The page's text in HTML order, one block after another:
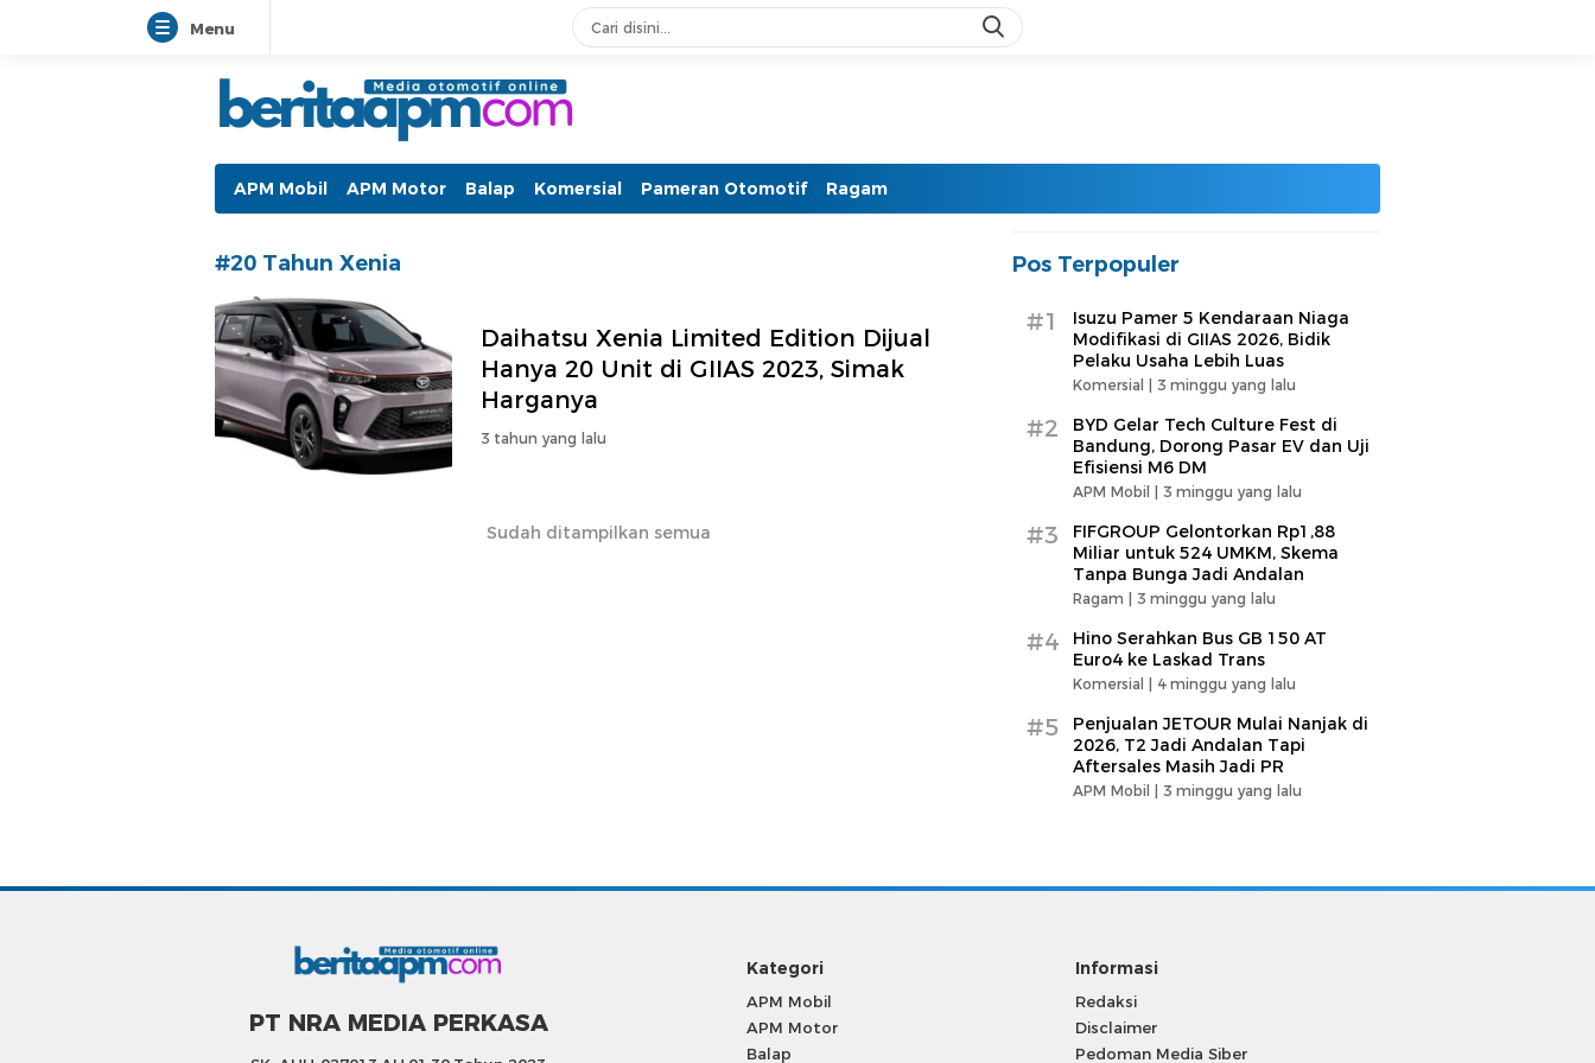
Menu
beritaapm.com
Berita Otomotif dan Informasi APM Otomotif Terkini
APM Mobil APM Motor Balap Komersial Pameran Otomotif Ragam
#20 Tahun Xenia
Daihatsu Xenia Limited Edition Dijual
Hanya 20 Unit di GIIAS 2023, Simak
Harganya
3 tahun yang lalu
Sudah ditampilkan semua
Pos Terpopuler
#1
Isuzu Pamer 5 Kendaraan Niaga
Modifikasi di GIIAS 2026, Bidik
Pelaku Usaha Lebih Luas
Komersial | 3 minggu yang lalu
#2
BYD Gelar Tech Culture Fest di
Bandung, Dorong Pasar EV dan Uji
Efisiensi M6 DM
APM Mobil | 3 minggu yang lalu
#3
FIFGROUP Gelontorkan Rp1,88
Miliar untuk 524 UMKM, Skema
Tanpa Bunga Jadi Andalan
Ragam | 3 minggu yang lalu
#4
Hino Serahkan Bus GB 150 AT
Euro4 ke Laskad Trans
Komersial | 4 minggu yang lalu
#5
Penjualan JETOUR Mulai Nanjak di
2026, T2 Jadi Andalan Tapi
Aftersales Masih Jadi PR
APM Mobil | 3 minggu yang lalu
PT NRA MEDIA PERKASA
Kategori
APM Mobil
APM Motor
Balap
Informasi
Redaksi
Disclaimer
Pedoman Media Siber